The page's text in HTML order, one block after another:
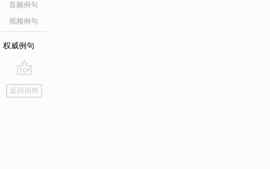
音频例句
视频例句
权威例句
go
top
返回词典